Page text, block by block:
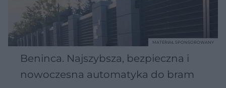
Beninca. Najszybsza, bezpieczna i
nowoczesna automatyka do bram
MATERIAŁ SPONSOROWANY